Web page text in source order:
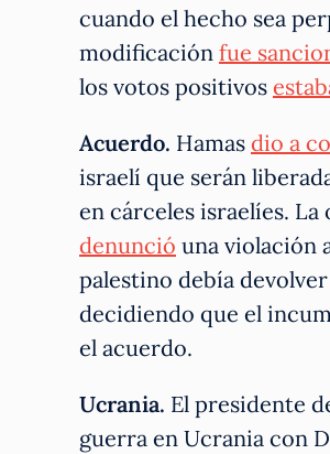
cuando el hecho sea
modificación fue
los votos positivos
Acuerdo. Hamas dio a
israelí que serán
en cárceles israelíes.
denunció una violación
palestino debía
decidiendo que el
el acuerdo.
Ucrania. El presidente
guerra en Ucrania con